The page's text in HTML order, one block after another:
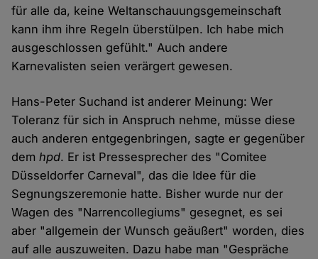
für alle da, keine Weltanschauungsgemeinschaft
kann ihm ihre Regeln überstülpen. Ich habe mich
ausgeschlossen gefühlt." Auch andere
Karnevalisten seien verärgert gewesen.
Hans-Peter Suchand ist anderer Meinung: Wer
Toleranz für sich in Anspruch nehme, müsse diese
auch anderen entgegenbringen, sagte er gegenüber
demhpd. Er ist Pressesprecher des "Comitee
Düsseldorfer Carneval", das die Idee für die
Segnungszeremonie hatte. Bisher wurde nur der
Wagen des "Narrencollegiums" gesegnet, es sei
aber "allgemein der Wunsch geäußert" worden, dies
auf alle auszuweiten. Dazu habe man "Gespräche